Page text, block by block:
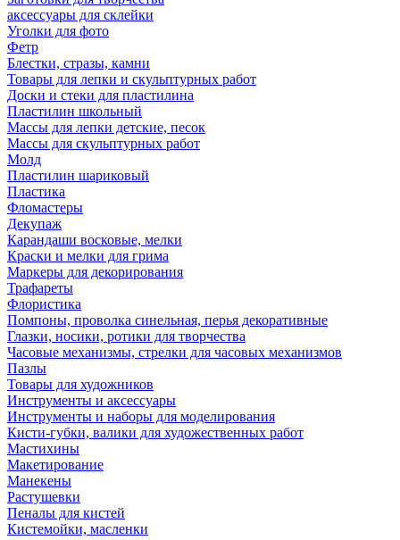
аксессуары для склейки
Уголки для фото
Фетр
Блестки, стразы, камни
Товары для лепки и скульптурных работ
Доски и стеки для пластилина
Пластилин школьный
Массы для лепки детские, песок
Массы для скульптурных работ
Молд
Пластилин шариковый
Пластика
Фломастеры
Декупаж
Карандаши восковые, мелки
Краски и мелки для грима
Маркеры для декорирования
Трафареты
Флористика
Помпоны, проволка синельная, перья декоративные
Глазки, носики, ротики для творчества
Часовые механизмы, стрелки для часовых механизмов
Пазлы
Товары для художников
Инструменты и аксессуары
Инструменты и наборы для моделирования
Кисти-губки, валики для художественных работ
Мастихины
Макетирование
Манекены
Растушевки
Пеналы для кистей
Кистемойки, масленки